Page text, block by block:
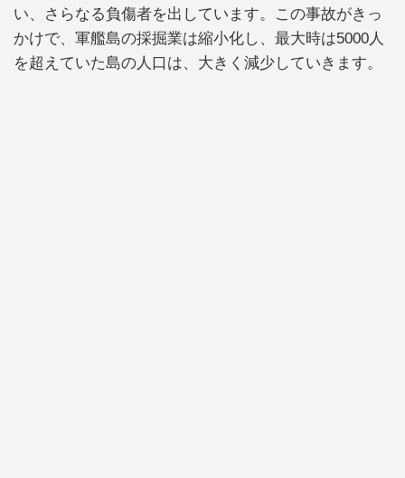
い、さらなる負傷者を出しています。この事故がきっ
かけで、軍艦島の採掘業は縮小化し、最大時は5000人
を超えていた島の人口は、大きく減少していきます。